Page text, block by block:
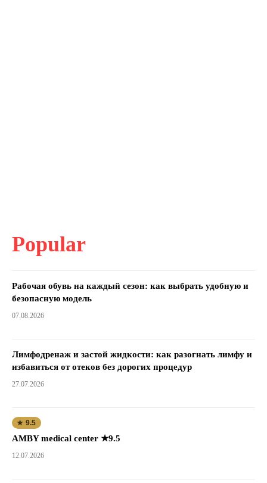
Popular
Рабочая обувь на каждый сезон: как выбрать удобную и
безопасную модель
07.08.2026
Лимфодренаж и застой жидкости: как разогнать лимфу и
избавиться от отеков без дорогих процедур
27.07.2026
★ 9.5
AMBY medical center ★9.5
12.07.2026